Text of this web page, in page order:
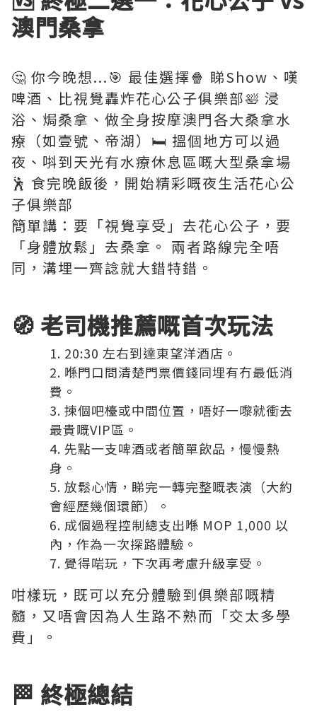
澳門桑拿
🤔 你今晚想...🎯 最佳選擇🍿 睇Show、嘆
啤酒、比視覺轟炸花心公子俱樂部🛀 浸
浴、焗桑拿、做全身按摩澳門各大桑拿水
療（如壹號、帝湖）🛏️ 搵個地方可以過
夜、唞到天光有水療休息區嘅大型桑拿場
🕺 食完晚飯後，開始精彩嘅夜生活花心公
子俱樂部
簡單講：要「視覺享受」去花心公子，要
「身體放鬆」去桑拿。 兩者路線完全唔
同，溝埋一齊諗就大錯特錯。
🧭 老司機推薦嘅首次玩法
20:30 左右到達東望洋酒店。
喺門口問清楚門票價錢同埋有冇最低消
費。
揀個吧檯或中間位置，唔好一嚟就衝去
最貴嘅VIP區。
先點一支啤酒或者簡單飲品，慢慢熱
身。
放鬆心情，睇完一轉完整嘅表演（大約
會經歷幾個環節）。
成個過程控制總支出喺 MOP 1,000 以
內，作為一次探路體驗。
覺得啱玩，下次再考慮升級享受。
咁樣玩，既可以充分體驗到俱樂部嘅精
髓，又唔會因為人生路不熟而「交太多學
費」。
🏁 終極總結